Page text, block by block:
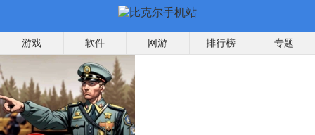
游戏 软件 网游 排行榜 专题